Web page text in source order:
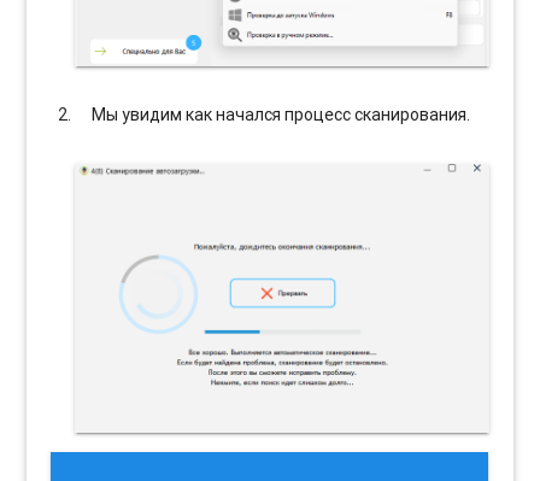
Мы увидим как начался процесс сканирования.